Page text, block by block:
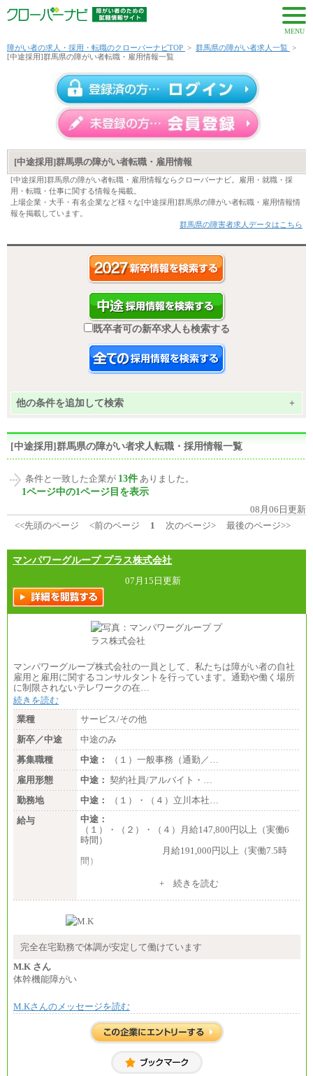
MENU
障がい者の求人・採用・転職のクローバーナビTOP > 群馬県の障がい者求人一覧 >
[中途採用]群馬県の障がい者転職・雇用情報一覧
[中途採用]群馬県の障がい者転職・雇用情報
[中途採用]群馬県の障がい者転職・雇用情報ならクローバーナビ。雇用・就職・採
用・転職・仕事に関する情報を掲載。
上場企業・大手・有名企業など様々な[中途採用]群馬県の障がい者転職・雇用情報情
報を掲載しています。
群馬県の障害者求人データはこちら
既卒者可の新卒求人も検索する
他の条件を追加して検索 +
[中途採用]群馬県の障がい者求人転職・採用情報一覧
条件と一致した企業が 13件 ありました。
1ページ中の1ページ目を表示
08月06日更新
<<先頭のページ
<前のページ 1 次のページ> 最後のページ>>
マンパワーグループ プラス株式会社
07月15日更新
マンパワーグループ株式会社の一員として、私たちは障がい者の自社
雇用と雇用に関するコンサルタントを行っています。通勤や働く場所
に制限されないテレワークの在…
続きを読む
業種
サービス/その他
新卒／中途
中途のみ
募集職種
中途：
（１）一般事務（通勤／…
雇用形態
中途： 契約社員/アルバイト・…
勤務地
中途：
（１）・（４）立川本社…
給与
中途：
（１）・（２）・（４）月給147,800円以上（実働6
時間）
月給191,000円以上（実働7.5時
間）
（３）月給191,000円以上（実働7.5時間）
（５）月給147,800円以上（実働6時間）
時給 1,226円（実働4.5時間）
間額換算額）
・退職金相当手当 37円
ざいません。
+ 続きを読む
完全在宅勤務で体調が安定して働けています
M.K さん
体幹機能障がい
M.Kさんのメッセージを読む